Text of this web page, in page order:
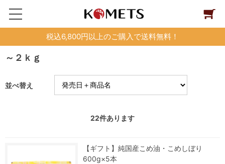
税込6,800円以上のご購入で送料無料！
～２ｋｇ
並べ替え
22件あります
【ギフト】純国産こめ油・こめしぼり
600g×5本